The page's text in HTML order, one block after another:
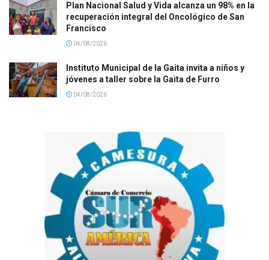
Plan Nacional Salud y Vida alcanza un 98% en la
recuperación integral del Oncológico de San
Francisco
04/08/2026
Instituto Municipal de la Gaita invita a niños y
jóvenes a taller sobre la Gaita de Furro
04/08/2026